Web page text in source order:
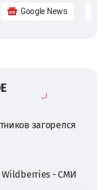
Google News
загорелся
Wildberries - СМИ